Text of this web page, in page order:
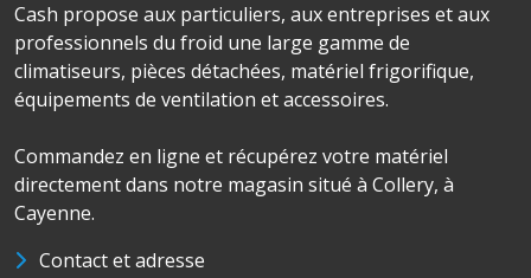
Cash propose aux particuliers, aux entreprises et aux
professionnels du froid une large gamme de
climatiseurs, pièces détachées, matériel frigorifique,
équipements de ventilation et accessoires.
Commandez en ligne et récupérez votre matériel
directement dans notre magasin situé à Collery, à
Cayenne.
Contact et adresse